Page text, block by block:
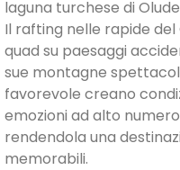
laguna turchese di
Il rafting nelle rapide del
quad su paesaggi
sue montagne
favorevole creano
emozioni ad alto
rendendola una
memorabili.